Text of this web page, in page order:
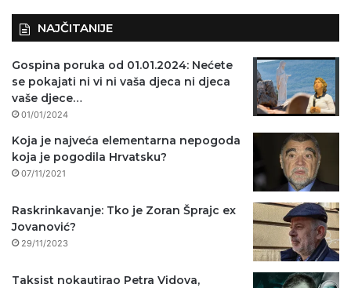
NAJČITANIJE
Gospina poruka od 01.01.2024: Nećete
se pokajati ni vi ni vaša djeca ni djeca
vaše djece…
01/01/2024
Koja je najveća elementarna nepogoda
koja je pogodila Hrvatsku?
07/11/2021
Raskrinkavanje: Tko je Zoran Šprajc ex
Jovanović?
29/11/2023
Taksist nokautirao Petra Vidova,